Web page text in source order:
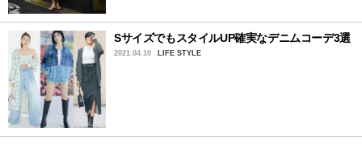
SサイズでもスタイルUP確実なデニムコーデ3選
2021.04.10 LIFE STYLE